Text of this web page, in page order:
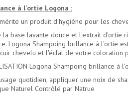
à l'ortie Logona :
un produit d'hygiène pour les
la base lavante douce et l'extrait
Logona Shampoing brillance à l'ortie
chevelu et l'éclat de votre coloration
Logona Shampoing brillance à
quotidien, appliquer une noix de
Naturel Contrôlé par Natrue